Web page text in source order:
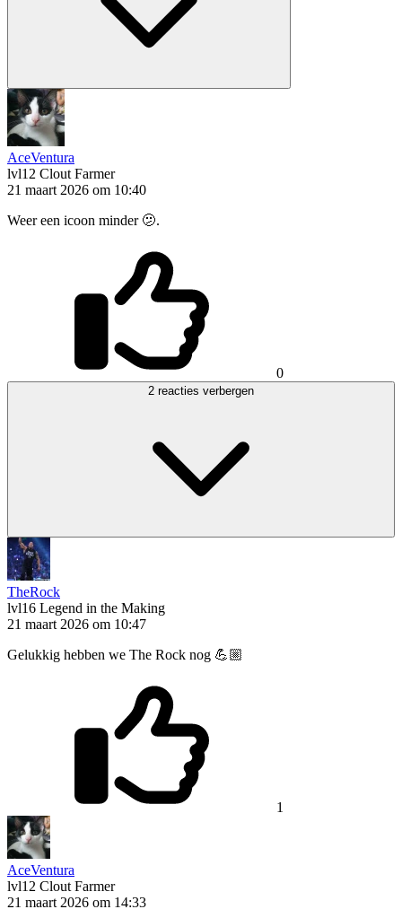
AceVentura
lvl12 Clout Farmer
21 maart 2026 om 10:40
Weer een icoon minder 🫤.
0
2 reacties verbergen
TheRock
lvl16 Legend in the Making
21 maart 2026 om 10:47
Gelukkig hebben we The Rock nog 💪🏼
1
AceVentura
lvl12 Clout Farmer
21 maart 2026 om 14:33